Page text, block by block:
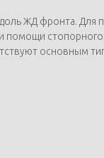
ЖД фронта. Для
помощи стопорного
основным